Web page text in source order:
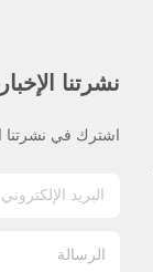
نشرتنا
اشترك في نشرتنا